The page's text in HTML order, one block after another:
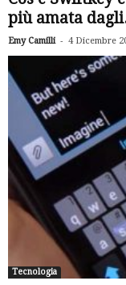
più amata
Emy Camilli - 4 Dicembre
Tecnologia